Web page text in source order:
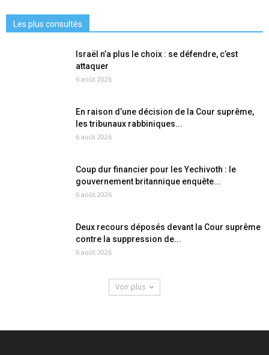
Les plus consultés
Israël n’a plus le choix : se défendre, c’est
attaquer
6 août 2026
En raison d’une décision de la Cour suprême,
les tribunaux rabbiniques...
6 août 2026
Coup dur financier pour les Yechivoth : le
gouvernement britannique enquête...
6 août 2026
Deux recours déposés devant la Cour suprême
contre la suppression de...
6 août 2026
Voir plus